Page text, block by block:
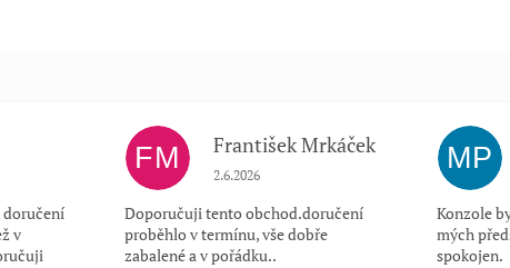
je 5 z 5 hvězdiček.
doručení
v
FM František Mrkáček
Hodnocení obchodu je 5 z 5 hvězdiček.
2.6.2026
Doporučuji tento obchod.doručení
proběhlo v termínu, vše dobře
zabalené a v pořádku..
MP
Konzole
mých
spokojen.